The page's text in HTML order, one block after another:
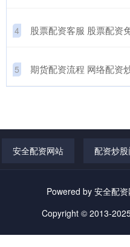
4 股票配资客服 股票配资
5 期货配资流程 网络配资
安全配资网站 配资炒
Powered by 安全配
Copyright © 2013-